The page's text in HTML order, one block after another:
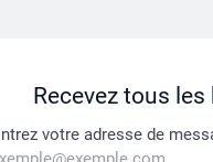
Recevez tous
votre adresse de